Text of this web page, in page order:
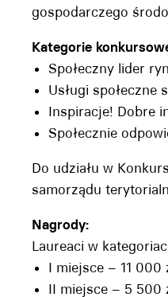
gospodarczego
Kategorie
Społeczny lider
Usługi społeczne
Inspiracje! Dobre
Społecznie
Do udziału w
samorządu
Nagrody:
Laureaci w
I miejsce – 11 000
II miejsce – 5 500